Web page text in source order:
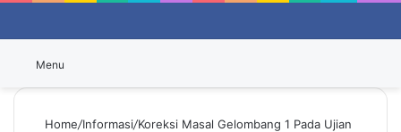
Menu
Home/Informasi/Koreksi Masal Gelombang 1 Pada Ujian